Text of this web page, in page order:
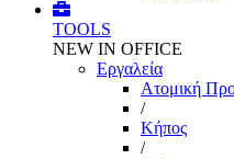
TOOLS
NEW IN OFFICE
Εργαλεία
Aτομική
/
Kήπος
/